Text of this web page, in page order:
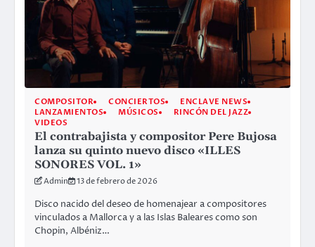
COMPOSITOR CONCIERTOS
ENCLAVE NEWS
LANZAMIENTOS
MÚSICOS
RINCÓN DEL JAZZ
VIDEOS
El contrabajista y compositor Pere Bujosa
lanza su quinto nuevo disco «ILLES
SONORES VOL. 1»
Admin 13 de febrero de 2026
Disco nacido del deseo de homenajear a compositores
vinculados a Mallorca y a las Islas Baleares como son
Chopin, Albéniz…